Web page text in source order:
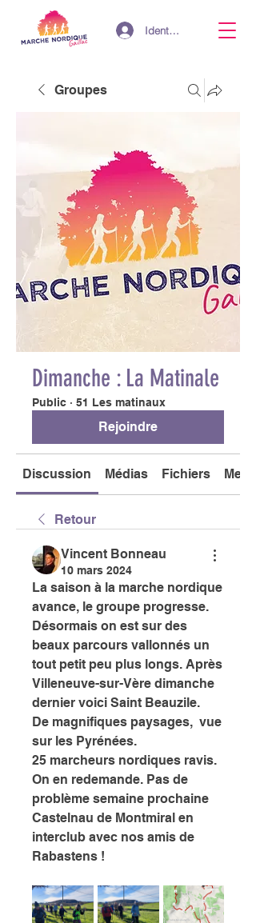
Identifiant
Groupes
Dimanche : La Matinale
Public · 51 Les matinaux
Rejoindre
Discussion Médias Fichiers
Retour
Vincent Bonneau
10 mars 2024
La saison à la marche nordique
avance, le groupe progresse.
Désormais on est sur des
beaux parcours vallonnés un
tout petit peu plus longs. Après
Villeneuve-sur-Vère dimanche
dernier voici Saint Beauzile.
De magnifiques paysages,  vue
sur les Pyrénées.
25 marcheurs nordiques ravis.
On en redemande. Pas de
problème semaine prochaine
Castelnau de Montmiral en
interclub avec nos amis de
Rabastens !